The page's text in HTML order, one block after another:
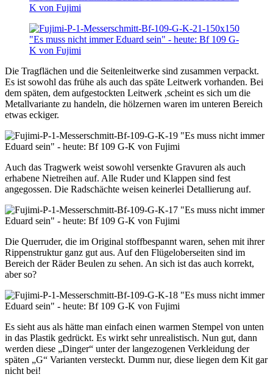
Die Tragflächen und die Seitenleitwerke sind zusammen verpackt.
Es ist sowohl das frühe als auch das späte Leitwerk vorhanden. Bei
dem späten, dem aufgestockten Leitwerk ,scheint es sich um die
Metallvariante zu handeln, die hölzernen waren im unteren Bereich
etwas eckiger.
Auch das Tragwerk weist sowohl versenkte Gravuren als auch
erhabene Nietreihen auf. Alle Ruder und Klappen sind fest
angegossen. Die Radschächte weisen keinerlei Detallierung auf.
Die Querruder, die im Original stoffbespannt waren, sehen mit ihrer
Rippenstruktur ganz gut aus. Auf den Flügeloberseiten sind im
Bereich der Räder Beulen zu sehen. An sich ist das auch korrekt,
aber so?
Es sieht aus als hätte man einfach einen warmen Stempel von unten
in das Plastik gedrückt. Es wirkt sehr unrealistisch. Nun gut, dann
werden diese „Dinger“ unter der langezogenen Verkleidung der
späten „G“ Varianten versteckt. Dumm nur, diese liegen dem Kit gar
nicht bei!